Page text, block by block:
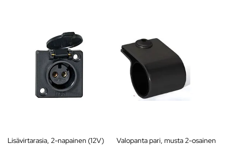
Lisävirtarasia, 2-napainen (12V) Valopanta pari, musta 2-osainen